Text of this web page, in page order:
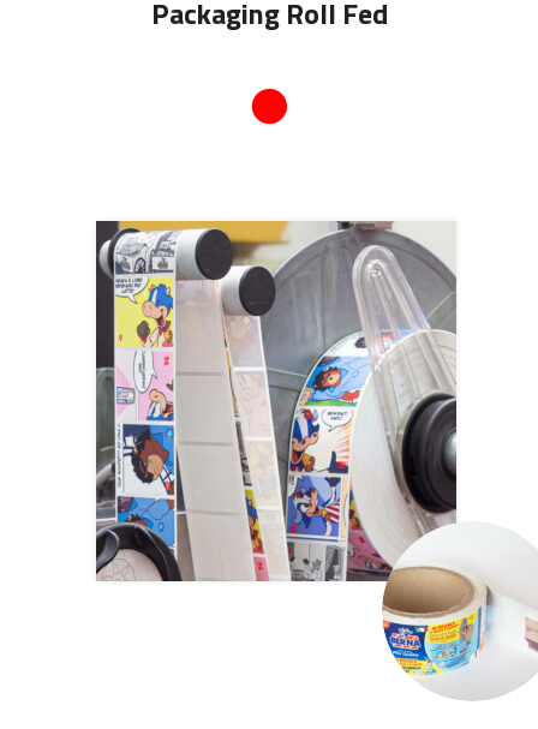
Packaging Roll Fed